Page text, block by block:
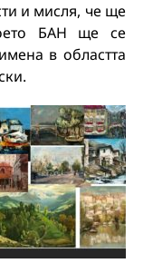
и мисля, че ще
БАН ще се
в областта